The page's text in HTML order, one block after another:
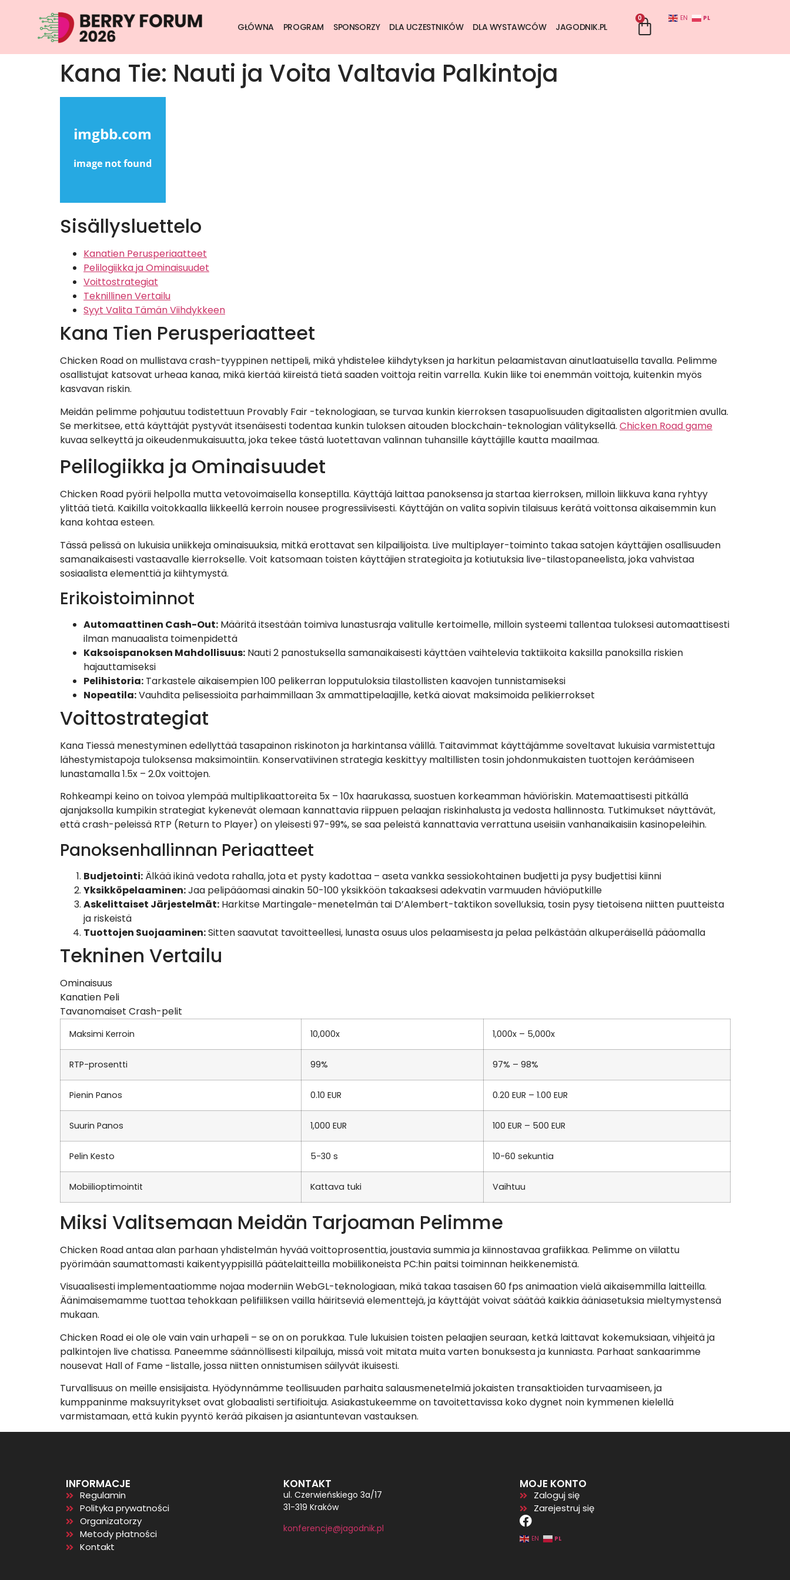
GŁÓWNA PROGRAM SPONSORZY DLA UCZESTNIKÓW DLA WYSTAWCÓW JAGODNIK.PL
0 EN PL
Kana Tie: Nauti ja Voita Valtavia Palkintoja
Sisällysluettelo
Kanatien Perusperiaatteet
Pelilogiikka ja Ominaisuudet
Voittostrategiat
Teknillinen Vertailu
Syyt Valita Tämän Viihdykkeen
Kana Tien Perusperiaatteet
Chicken Road on mullistava crash-tyyppinen nettipeli, mikä yhdistelee kiihdytyksen ja harkitun pelaamistavan ainutlaatuisella tavalla. Pelimme
osallistujat katsovat urheaa kanaa, mikä kiertää kiireistä tietä saaden voittoja reitin varrella. Kukin liike toi enemmän voittoja, kuitenkin myös
kasvavan riskin.
Meidän pelimme pohjautuu todistettuun Provably Fair -teknologiaan, se turvaa kunkin kierroksen tasapuolisuuden digitaalisten algoritmien avulla.
Se merkitsee, että käyttäjät pystyvät itsenäisesti todentaa kunkin tuloksen aitouden blockchain-teknologian välityksellä. Chicken Road game
kuvaa selkeyttä ja oikeudenmukaisuutta, joka tekee tästä luotettavan valinnan tuhansille käyttäjille kautta maailmaa.
Pelilogiikka ja Ominaisuudet
Chicken Road pyörii helpolla mutta vetovoimaisella konseptilla. Käyttäjä laittaa panoksensa ja startaa kierroksen, milloin liikkuva kana ryhtyy
ylittää tietä. Kaikilla voitokkaalla liikkeellä kerroin nousee progressiivisesti. Käyttäjän on valita sopivin tilaisuus kerätä voittonsa aikaisemmin kun
kana kohtaa esteen.
Tässä pelissä on lukuisia uniikkeja ominaisuuksia, mitkä erottavat sen kilpailijoista. Live multiplayer-toiminto takaa satojen käyttäjien osallisuuden
samanaikaisesti vastaavalle kierrokselle. Voit katsomaan toisten käyttäjien strategioita ja kotiutuksia live-tilastopaneelista, joka vahvistaa
sosiaalista elementtiä ja kiihtymystä.
Erikoistoiminnot
Automaattinen Cash-Out: Määritä itsestään toimiva lunastusraja valitulle kertoimelle, milloin systeemi tallentaa tuloksesi automaattisesti
ilman manuaalista toimenpidettä
Kaksoispanoksen Mahdollisuus: Nauti 2 panostuksella samanaikaisesti käyttäen vaihtelevia taktiikoita kaksilla panoksilla riskien
hajauttamiseksi
Pelihistoria: Tarkastele aikaisempien 100 pelikerran lopputuloksia tilastollisten kaavojen tunnistamiseksi
Nopeatila:Vauhdita pelisessioita parhaimmillaan 3x ammattipelaajille, ketkä aiovat maksimoida pelikierrokset
Voittostrategiat
Kana Tiessä menestyminen edellyttää tasapainon riskinoton ja harkintansa välillä. Taitavimmat käyttäjämme soveltavat lukuisia varmistettuja
lähestymistapoja tuloksensa maksimointiin. Konservatiivinen strategia keskittyy maltillisten tosin johdonmukaisten tuottojen keräämiseen
lunastamalla 1.5x – 2.0x voittojen.
Rohkeampi keino on toivoa ylempää multiplikaattoreita 5x – 10x haarukassa, suostuen korkeamman häviöriskin. Matemaattisesti pitkällä
ajanjaksolla kumpikin strategiat kykenevät olemaan kannattavia riippuen pelaajan riskinhalusta ja vedosta hallinnosta. Tutkimukset näyttävät,
että crash-peleissä RTP (Return to Player) on yleisesti 97-99%, se saa peleistä kannattavia verrattuna useisiin vanhanaikaisiin kasinopeleihin.
Panoksenhallinnan Periaatteet
Budjetointi: Älkää ikinä vedota rahalla, jota et pysty kadottaa – aseta vankka sessiokohtainen budjetti ja pysy budjettisi kiinni
Yksikköpelaaminen:Jaa pelipääomasi ainakin 50-100 yksikköön takaaksesi adekvatin varmuuden häviöputkille
Askelittaiset Järjestelmät: Harkitse Martingale-menetelmän tai D’Alembert-taktikon sovelluksia, tosin pysy tietoisena niitten puutteista
ja riskeistä
Tuottojen Suojaaminen:Sitten saavutat tavoitteellesi, lunasta osuus ulos pelaamisesta ja pelaa pelkästään alkuperäisellä pääomalla
Tekninen Vertailu
Ominaisuus
Kanatien Peli
Tavanomaiset Crash-pelit
Maksimi Kerroin 10,000x 1,000x – 5,000x
RTP-prosentti 99% 97% – 98%
Pienin Panos 0.10 EUR 0.20 EUR – 1.00 EUR
Suurin Panos 1,000 EUR 100 EUR – 500 EUR
Pelin Kesto 5-30 s 10-60 sekuntia
Mobiilioptimointit Kattava tuki Vaihtuu
Miksi Valitsemaan Meidän Tarjoaman Pelimme
Chicken Road antaa alan parhaan yhdistelmän hyvää voittoprosenttia, joustavia summia ja kiinnostavaa grafiikkaa. Pelimme on viilattu
pyörimään saumattomasti kaikentyyppisillä päätelaitteilla mobiilikoneista PC:hin paitsi toiminnan heikkenemistä.
Visuaalisesti implementaatiomme nojaa moderniin WebGL-teknologiaan, mikä takaa tasaisen 60 fps animaation vielä aikaisemmilla laitteilla.
Äänimaisemamme tuottaa tehokkaan pelifiiliksen vailla häiritseviä elementtejä, ja käyttäjät voivat säätää kaikkia ääniasetuksia mieltymystensä
mukaan.
Chicken Road ei ole ole vain vain urhapeli – se on on porukkaa. Tule lukuisien toisten pelaajien seuraan, ketkä laittavat kokemuksiaan, vihjeitä ja
palkintojen live chatissa. Paneemme säännöllisesti kilpailuja, missä voit mitata muita varten bonuksesta ja kunniasta. Parhaat sankaarimme
nousevat Hall of Fame -listalle, jossa niitten onnistumisen säilyvät ikuisesti.
Turvallisuus on meille ensisijaista. Hyödynnämme teollisuuden parhaita salausmenetelmiä jokaisten transaktioiden turvaamiseen, ja
kumppaninme maksuyritykset ovat globaalisti sertifioituja. Asiakastukeemme on tavoitettavissa koko dygnet noin kymmenen kielellä
varmistamaan, että kukin pyyntö kerää pikaisen ja asiantuntevan vastauksen.
INFORMACJE
Regulamin
Polityka prywatności
Organizatorzy
Metody płatności
Kontakt
KONTAKT
ul. Czerwieńskiego 3a/17
31-319 Kraków
konferencje@jagodnik.pl
MOJE KONTO
Zaloguj się
Zarejestruj się
EN PL